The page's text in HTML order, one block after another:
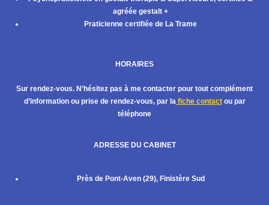
agréée gestalt +
Praticienne certifiée de La Trame
HORAIRES
Sur rendez-vous. N’hésitez pas à me contacter pour tout complément
d’information ou prise de rendez-vous, par la fiche contactou par
téléphone
ADRESSE DU CABINET
Près de Pont-Aven (29), Finistère Sud